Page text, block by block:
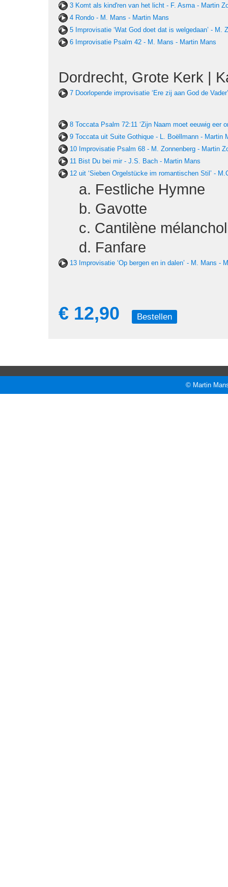
3 Komt als kind'ren van het licht - F. Asma - Martin
4 Rondo - M. Mans - Martin Mans
5 Improvisatie ‘Wat God doet dat is welgedaan’ - M.
6 Improvisatie Psalm 42 - M. Mans - Martin Mans
Dordrecht, Grote Kerk |
7 Doorlopende improvisatie ‘Ere zij aan God de
8 Toccata Psalm 72:11 ‘Zijn Naam moet eeuwig eer
9 Toccata uit Suite Gothique - L. Boëllmann - Martin
10 Improvisatie Psalm 68 - M. Zonnenberg - Martin
11 Bist Du bei mir - J.S. Bach - Martin Mans
12 uit ‘Sieben Orgelstücke im romantischen Stil’ -
a. Festliche Hymne
b. Gavotte
c. Cantilène
d. Fanfare
13 Improvisatie ‘Op bergen en in dalen’ - M. Mans -
€ 12,90 Bestellen
© Martin